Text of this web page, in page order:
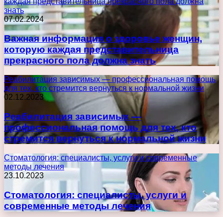
знать
07.02.2024
Важная информация о здоровье женщин,
которую каждая представительница
прекрасного пола должна знать
Реабилитация зависимых — профессиональная помощь
для тех, кто стремится вернуться к нормальной жизни
02.12.2023
Реабилитация зависимых —
профессиональная помощь для тех, кто
стремится вернуться к нормальной жизни
Стоматология: специалисты, услуги и современные
методы лечения
23.10.2023
Стоматология: специалисты, услуги и
современные методы лечения